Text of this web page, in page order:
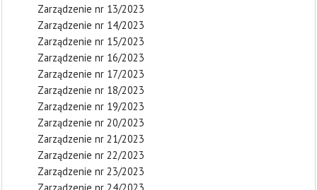
Zarządzenie nr 13/2023
Zarządzenie nr 14/2023
Zarządzenie nr 15/2023
Zarządzenie nr 16/2023
Zarządzenie nr 17/2023
Zarządzenie nr 18/2023
Zarządzenie nr 19/2023
Zarządzenie nr 20/2023
Zarządzenie nr 21/2023
Zarządzenie nr 22/2023
Zarządzenie nr 23/2023